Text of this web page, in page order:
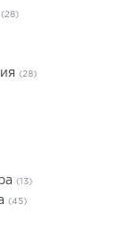
(28)
(28)
(13)
(45)